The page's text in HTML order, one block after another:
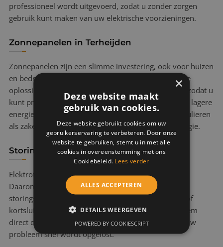
professioneel wordt uitgevoerd, zodat u zonder zorgen
gebruik kunt maken van uw elektrische voorzieningen.
Zonnepanelen in Terheijden
Zonnepanelen zijn een slimme investering, ook voor huizen
en bedrijven in Terheijden. ElektraVer biedt complete
oplossingen voor het installeren van zonnepanelen, zodat u
kunt profiteren van duurzaam opgewekte energie en lagere
energiekosten. In Terheijden helpen wij zowel particulieren
als zakelijke klanten bij de overstap naar zonne-energie.
Storingsdienst in Terheijden
Elektrotechnische storingen komen altijd ongelegen.
Daarom biedt ElektraVer in Terheijden een 24/7
storingsdienst voor snelle hulp bij stroomstoringen of
kortsluitingen. Heeft u in Terheijden een storing? Neem
direct contact met ons op, en wij zorgen ervoor dat uw
probleem snel wordt opgelost.
×
Deze website maakt
gebruik van cookies.
Deze website gebruikt cookies om uw
gebruikerservaring te verbeteren. Door onze
website te gebruiken, stemt u in met alle
cookies in overeenstemming met ons
Cookiebeleid. Lees verder
ALLES ACCEPTEREN
DETAILS WEERGEVEN
POWERED BY COOKIESCRIPT